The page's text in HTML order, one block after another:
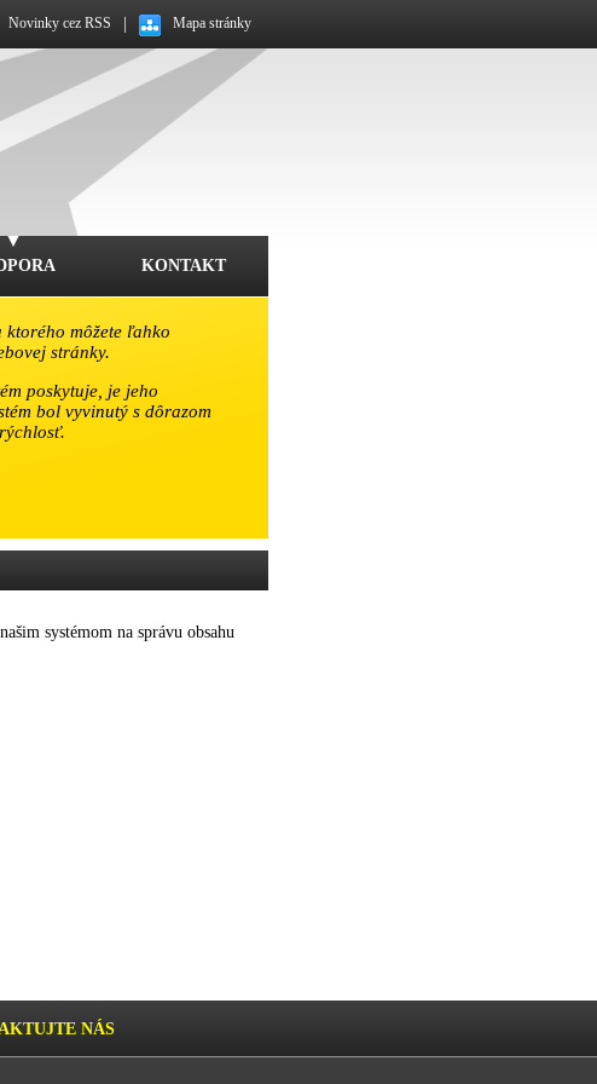
Novinky cez RSS Mapa stránky
KONTAKT
ktorého môžete ľahko
stránky.
poskytuje, je jeho
bol vyvinutý s dôrazom
systémom na správu obsahu
NÁS